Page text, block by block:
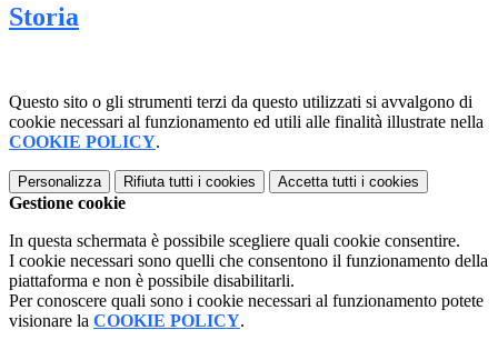
Storia
Questo sito o gli strumenti terzi da questo utilizzati si avvalgono di
cookie necessari al funzionamento ed utili alle finalità illustrate nella
COOKIE POLICY.
Personalizza Rifiuta tutti i cookies Accetta tutti i cookies
Gestione cookie
In questa schermata è possibile scegliere quali cookie consentire.
I cookie necessari sono quelli che consentono il funzionamento della
piattaforma e non è possibile disabilitarli.
Per conoscere quali sono i cookie necessari al funzionamento potete
visionare la COOKIE POLICY.